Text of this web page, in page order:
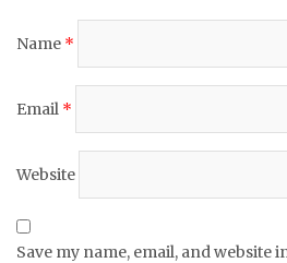
Name *
Email *
Website
Save my name, email, and website